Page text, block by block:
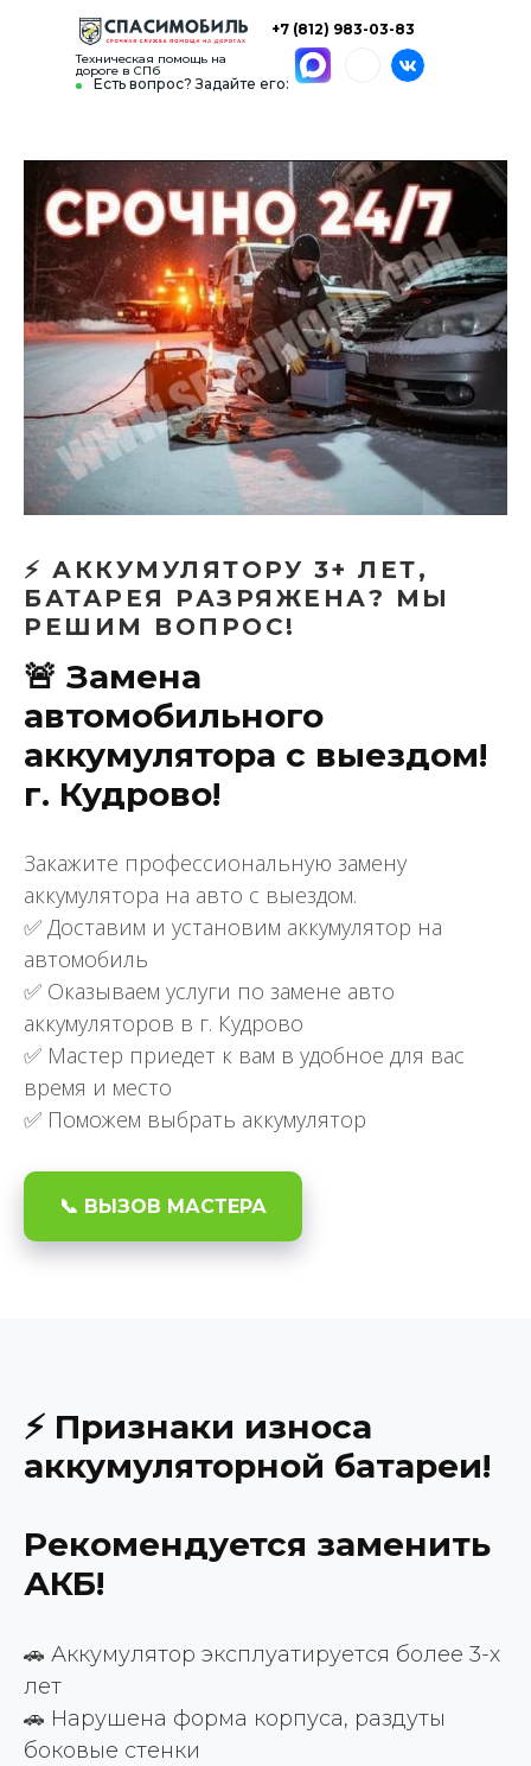
Есть вопрос? Задайте его:
+7 (812) 983-03-83
Техническая помощь на
дороге в СПб
⚡ АККУМУЛЯТОРУ 3+ ЛЕТ,
БАТАРЕЯ РАЗРЯЖЕНА? МЫ
РЕШИМ ВОПРОС!
🚨 Замена
автомобильного
аккумулятора с выездом!
г. Кудрово!
Закажите профессиональную замену
аккумулятора на авто с выездом.
✅ Доставим и установим аккумулятор на
автомобиль
✅ Оказываем услуги по замене авто
аккумуляторов в г. Кудрово
✅ Мастер приедет к вам в удобное для вас
время и место
✅ Поможем выбрать аккумулятор
📞 ВЫЗОВ МАСТЕРА
⚡ Признаки износа
аккумуляторной батареи!
Рекомендуется заменить
АКБ!
🚗 Аккумулятор эксплуатируется более 3-х
лет
🚗 Нарушена форма корпуса, раздуты
боковые стенки